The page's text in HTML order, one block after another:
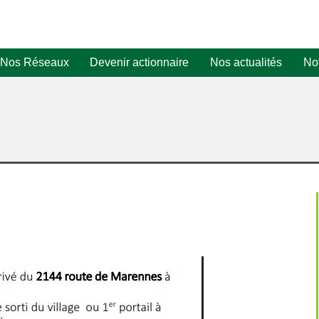
Nos Réseaux Devenir actionnaire Nos actualités